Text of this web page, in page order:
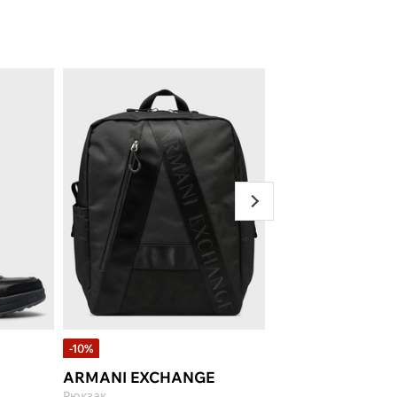
-10%
ARMANI EXCHANGE